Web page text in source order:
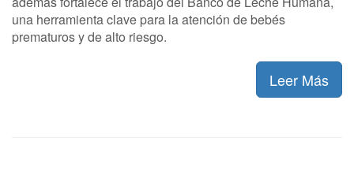
una herramienta clave para la atención de bebés
prematuros y de alto riesgo.
Leer Más